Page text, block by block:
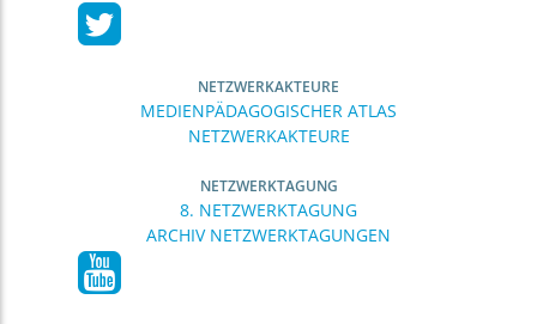
NETZWERKAKTEURE
MEDIENPÄDAGOGISCHER ATLAS
NETZWERKAKTEURE
NETZWERKTAGUNG
8. NETZWERKTAGUNG
ARCHIV NETZWERKTAGUNGEN